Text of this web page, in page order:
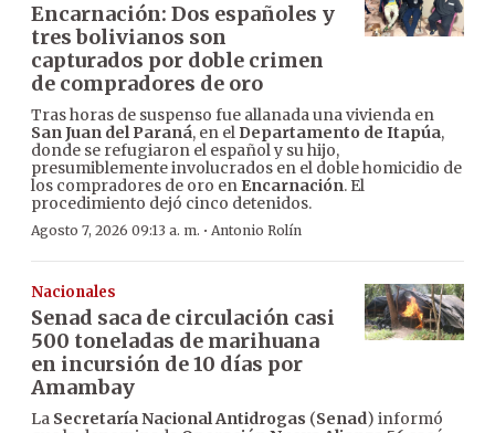
Encarnación: Dos españoles y
tres bolivianos son
capturados por doble crimen
de compradores de oro
Tras horas de suspenso fue allanada una vivienda en
San Juan del Paraná, en el Departamento de Itapúa,
donde se refugiaron el español y su hijo,
presumiblemente involucrados en el doble homicidio de
los compradores de oro en Encarnación. El
procedimiento dejó cinco detenidos.
Agosto 7, 2026 09:13 a. m. · Antonio Rolín
Nacionales
Senad saca de circulación casi
500 toneladas de marihuana
en incursión de 10 días por
Amambay
La Secretaría Nacional Antidrogas (Senad) informó